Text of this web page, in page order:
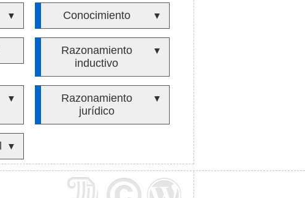
▼ Conocimiento ▼
Razonamiento
inductivo
▼
▼
Razonamiento
jurídico
▼
▼